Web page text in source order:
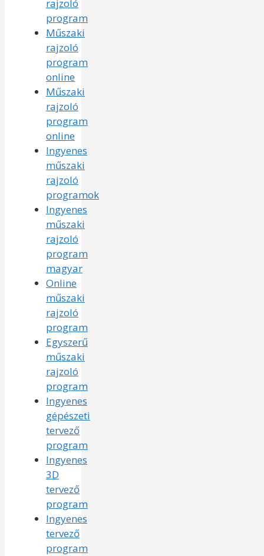
rajzoló
program
Műszaki
rajzoló
program
online
Műszaki
rajzoló
program
online
Ingyenes
műszaki
rajzoló
programok
Ingyenes
műszaki
rajzoló
program
magyar
Online
műszaki
rajzoló
program
Egyszerű
műszaki
rajzoló
program
Ingyenes
gépészeti
tervező
program
Ingyenes
3D
tervező
program
Ingyenes
tervező
program